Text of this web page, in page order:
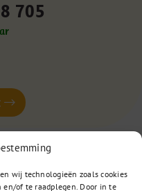
wij technologieën zoals cookies
of te raadplegen. Door in te
705